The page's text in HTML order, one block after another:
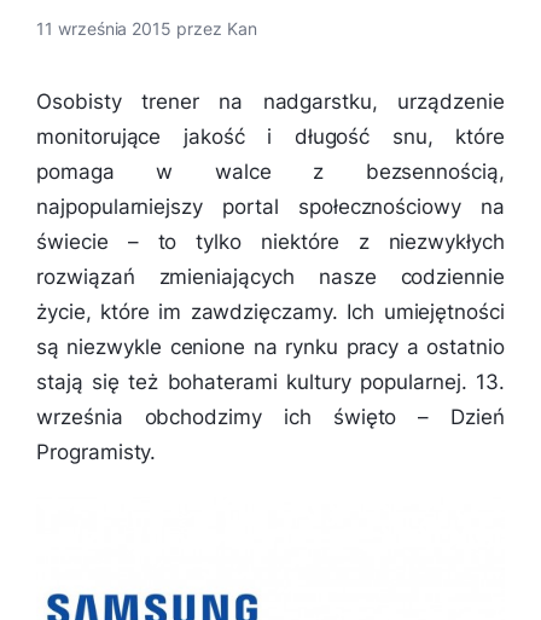
11 września 2015 przez Kan
Osobisty trener na nadgarstku, urządzenie
monitorujące jakość i długość snu, które
pomaga w walce z bezsennością,
najpopularniejszy portal społecznościowy na
świecie – to tylko niektóre z niezwykłych
rozwiązań zmieniających nasze codziennie
życie, które im zawdzięczamy. Ich umiejętności
są niezwykle cenione na rynku pracy a ostatnio
stają się też bohaterami kultury popularnej. 13.
września obchodzimy ich święto – Dzień
Programisty.